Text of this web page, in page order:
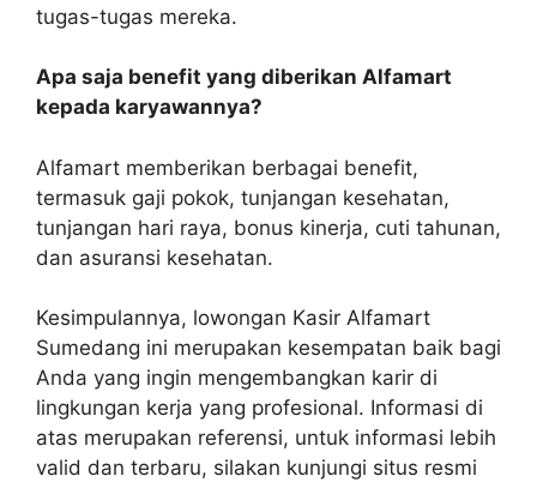
tugas-tugas mereka.
Apa saja benefit yang diberikan Alfamart
kepada karyawannya?
Alfamart memberikan berbagai benefit,
termasuk gaji pokok, tunjangan kesehatan,
tunjangan hari raya, bonus kinerja, cuti tahunan,
dan asuransi kesehatan.
Kesimpulannya, lowongan Kasir Alfamart
Sumedang ini merupakan kesempatan baik bagi
Anda yang ingin mengembangkan karir di
lingkungan kerja yang profesional. Informasi di
atas merupakan referensi, untuk informasi lebih
valid dan terbaru, silakan kunjungi situs resmi